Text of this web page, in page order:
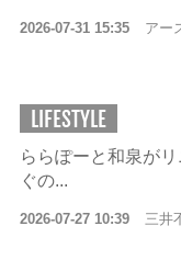
2026-07-31 15:35 アー
LIFESTYLE
ららぽーと和泉が
ぐの...
2026-07-27 10:39 三井